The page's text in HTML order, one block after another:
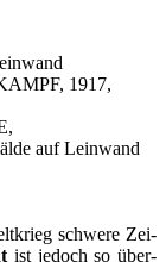
1917,
auf Leinwand
schwe­re Zei­
ist jedoch so über­